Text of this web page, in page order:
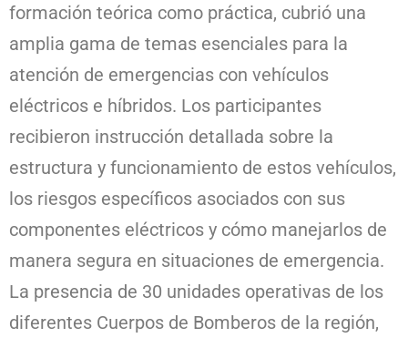
formación teórica como práctica, cubrió una
amplia gama de temas esenciales para la
atención de emergencias con vehículos
eléctricos e híbridos. Los participantes
recibieron instrucción detallada sobre la
estructura y funcionamiento de estos vehículos,
los riesgos específicos asociados con sus
componentes eléctricos y cómo manejarlos de
manera segura en situaciones de emergencia.
La presencia de 30 unidades operativas de los
diferentes Cuerpos de Bomberos de la región,